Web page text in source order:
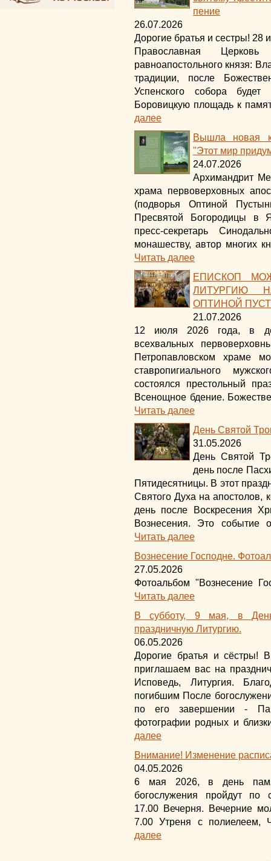
пение
26.07.2026
Дорогие братья и сестры! 28
Православная
равноапостольного князя:
традиции, после
Успенского собора
Боровицкую площадь к
далее
Вышла новая
"Этот мир
24.07.2026
Архимандрит
храма первоверховных
(подворья Оптиной
Пресвятой Богородицы в
пресс-секретарь
монашеству, автор многих
Читать далее
ЕПИСКОП
ЛИТУРГИЮ
ОПТИНОЙ
21.07.2026
12 июля 2026 года, в
всехвальных
Петропавловском храме
ставропигиального
состоялся престольный
Всенощное бдение.
Читать далее
День Святой
31.05.2026
День Святой
день после
Пятидесятницы. В этот
Святого Духа на апостолов,
день после Воскресения
Вознесения. Это событие
Читать далее
Вознесение Господне.
27.05.2026
Фотоальбом "Вознесение
Читать далее
В субботу, 9 мая, в
праздничную Литургию.
06.05.2026
Дорогие братья и сёстры!
приглашаем вас на
Исповедь, Литургия.
погибшим После
по его завершении -
фотографии родных и
далее
Внимание! Изменение
04.05.2026
6 мая 2026, в день
богослужения пройдут по
17.00 Вечерня. Вечерние
7.00 Утреня с полиелеем,
далее